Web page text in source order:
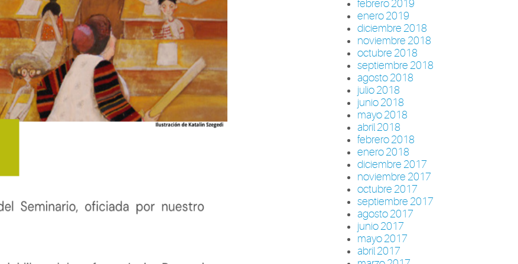
febrero 2019
enero 2019
diciembre 2018
noviembre 2018
octubre 2018
septiembre 2018
agosto 2018
julio 2018
junio 2018
mayo 2018
abril 2018
febrero 2018
enero 2018
diciembre 2017
noviembre 2017
octubre 2017
septiembre 2017
agosto 2017
junio 2017
mayo 2017
abril 2017